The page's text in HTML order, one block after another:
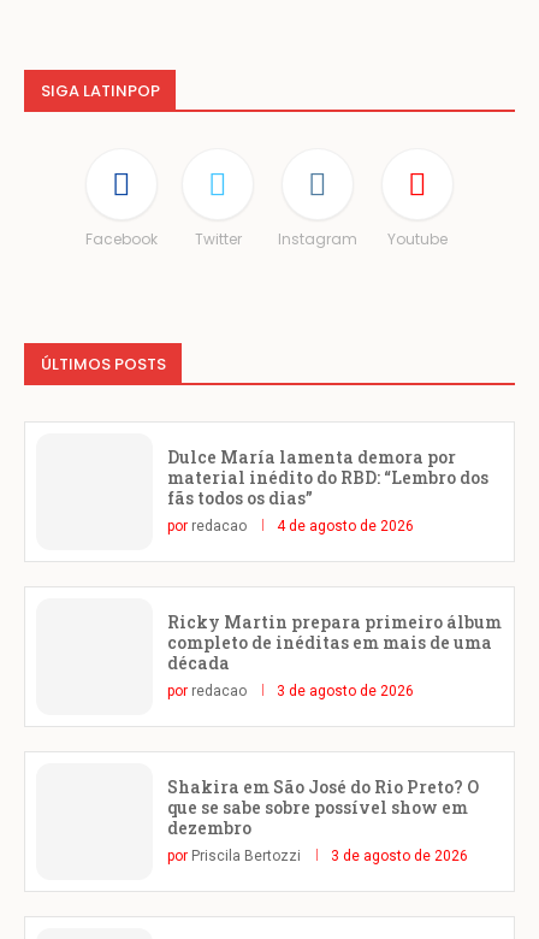
SIGA LATINPOP
Facebook Twitter Instagram Youtube
ÚLTIMOS POSTS
Dulce María lamenta demora por
material inédito do RBD: “Lembro dos
fãs todos os dias”
por redacao 4 de agosto de 2026
Ricky Martin prepara primeiro álbum
completo de inéditas em mais de uma
década
por redacao 3 de agosto de 2026
Shakira em São José do Rio Preto? O
que se sabe sobre possível show em
dezembro
por Priscila Bertozzi 3 de agosto de 2026